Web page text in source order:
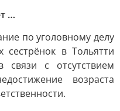
…
по уголовному делу
сестрёнок в Тольятти
с отсутствием
возраста